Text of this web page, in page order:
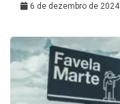
6 de dezembro de 2024